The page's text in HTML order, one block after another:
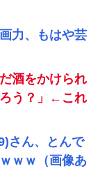
力、もはや芸
酒をかけられ
う？」←これ
さん、とんで
ｗｗ（画像あ